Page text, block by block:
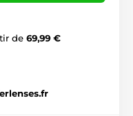
de 69,99 €